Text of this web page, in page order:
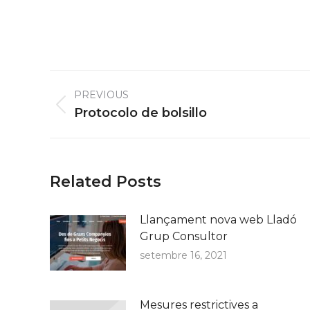
navigation
PREVIOUS
Previous
Protocolo de bolsillo
Related Posts
Llançament nova web Lladó
Grup Consultor
setembre 16, 2021
Mesures restrictives a